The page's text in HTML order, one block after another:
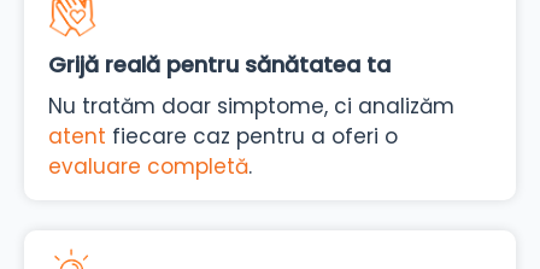
Grijă reală pentru sănătatea ta
Nu tratăm doar simptome, ci analizăm
atent fiecare caz pentru a oferi o
evaluare completă.